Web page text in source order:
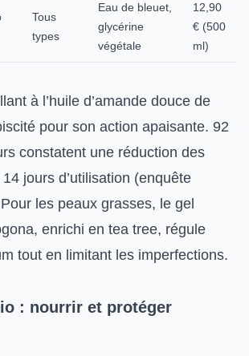
Tous
types
Eau de bleuet,
glycérine
végétale
12,90
€ (500
ml)
à l’huile d’amande douce de
pour son action apaisante. 92
constatent une réduction des
jours d’utilisation (enquête
les peaux grasses, le gel
enrichi en tea tree, régule
tout en limitant les imperfections.
: nourrir et protéger